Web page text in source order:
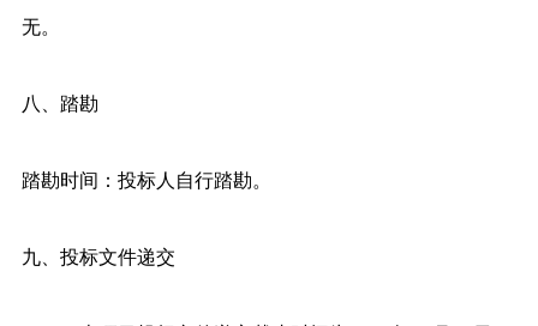
无。
八、踏勘
踏勘时间：投标人自行踏勘。
九、投标文件递交